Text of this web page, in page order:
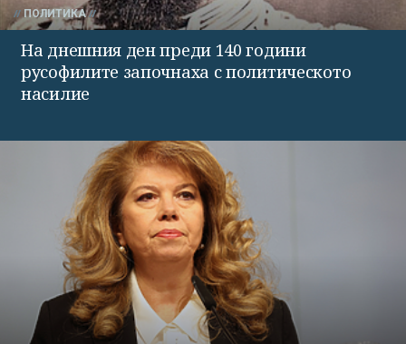
ПОЛИТИКА
На днешния ден преди 140 години
русофилите започнаха с политическото
насилие